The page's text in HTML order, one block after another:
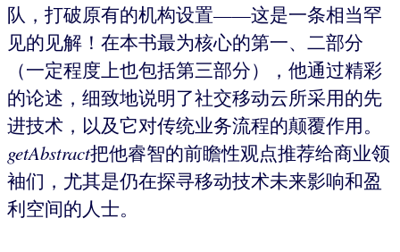
队，打破原有的机构设置——这是一条相当罕
见的见解！在本书最为核心的第一、二部分
（一定程度上也包括第三部分），他通过精彩
的论述，细致地说明了社交移动云所采用的先
进技术，以及它对传统业务流程的颠覆作用。
getAbstract把他睿智的前瞻性观点推荐给商业领
袖们，尤其是仍在探寻移动技术未来影响和盈
利空间的人士。